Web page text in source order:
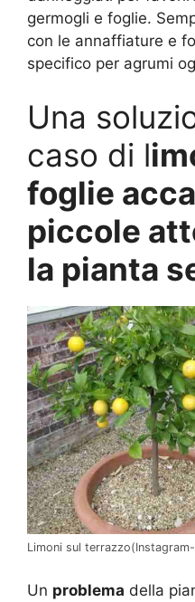
germogli e foglie.
con le annaffiature e
specifico per agrumi
Una
caso di l
foglie
piccole
la pianta
Limoni sul
Un problema della